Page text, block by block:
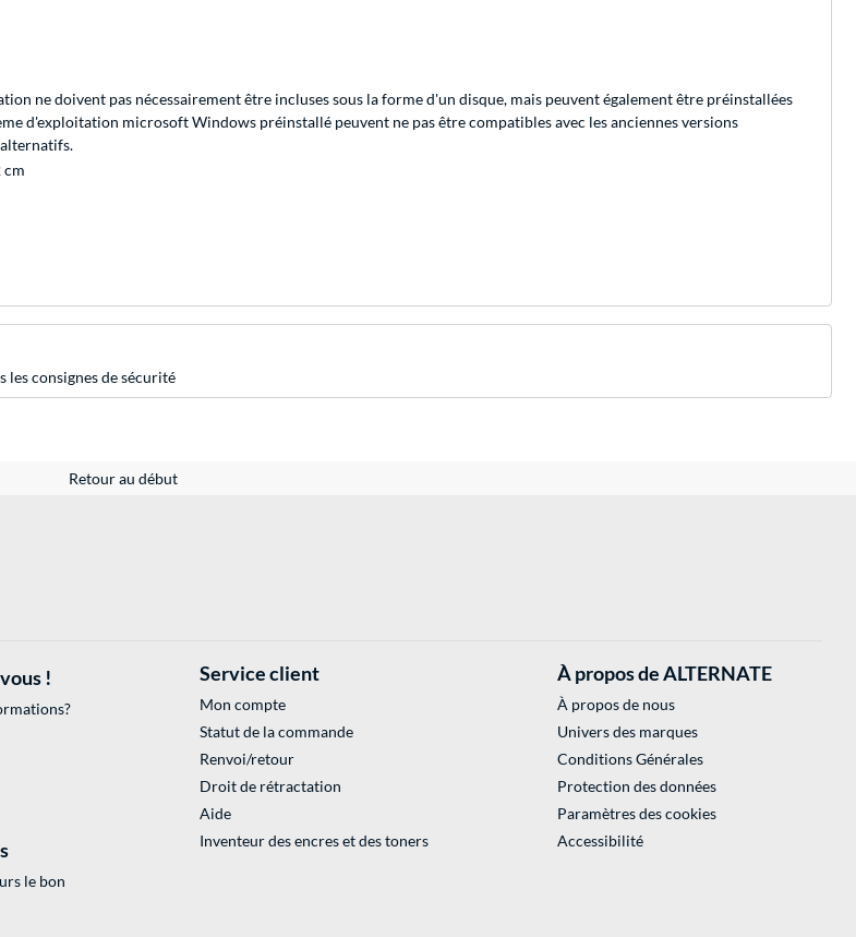
ne doivent pas nécessairement être incluses sous la forme d'un disque, mais peuvent également être préinstallées
d'exploitation microsoft Windows préinstallé peuvent ne pas être compatibles avec les anciennes versions
cm
les consignes de sécurité
Retour au début
!
le bon
Service client
Mon compte
Statut de la commande
Renvoi/retour
Droit de rétractation
Aide
Inventeur des encres et des toners
À propos de ALTERNATE
À propos de nous
Univers des marques
Conditions Générales
Protection des données
Paramètres des cookies
Accessibilité